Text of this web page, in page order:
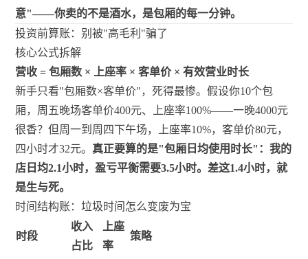
意"——你卖的不是酒水，是包厢的每一分钟。
投资前算账：别被"高毛利"骗了
核心公式拆解
营收 = 包厢数 × 上座率 × 客单价 × 有效营业时长
新手只看"包厢数×客单价"，死得最惨。假设你10个包
厢，周五晚场客单价400元、上座率100%——一晚4000元
很香？但周一到周四下午场，上座率10%，客单价80元，
四小时才32元。 真正要算的是"包厢日均使用时长"：我的
店日均2.1小时，盈亏平衡需要3.5小时。差这1.4小时，就
是生与死。
时间结构账：垃圾时间怎么变废为宝
时段
收入
占比
上座
率
策略